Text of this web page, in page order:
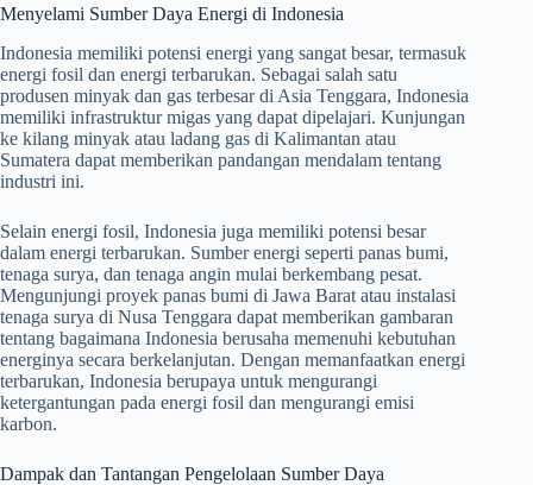
Menyelami Sumber Daya Energi di Indonesia
Indonesia memiliki potensi energi yang sangat besar, termasuk
energi fosil dan energi terbarukan. Sebagai salah satu
produsen minyak dan gas terbesar di Asia Tenggara, Indonesia
memiliki infrastruktur migas yang dapat dipelajari. Kunjungan
ke kilang minyak atau ladang gas di Kalimantan atau
Sumatera dapat memberikan pandangan mendalam tentang
industri ini.
Selain energi fosil, Indonesia juga memiliki potensi besar
dalam energi terbarukan. Sumber energi seperti panas bumi,
tenaga surya, dan tenaga angin mulai berkembang pesat.
Mengunjungi proyek panas bumi di Jawa Barat atau instalasi
tenaga surya di Nusa Tenggara dapat memberikan gambaran
tentang bagaimana Indonesia berusaha memenuhi kebutuhan
energinya secara berkelanjutan. Dengan memanfaatkan energi
terbarukan, Indonesia berupaya untuk mengurangi
ketergantungan pada energi fosil dan mengurangi emisi
karbon.
Dampak dan Tantangan Pengelolaan Sumber Daya